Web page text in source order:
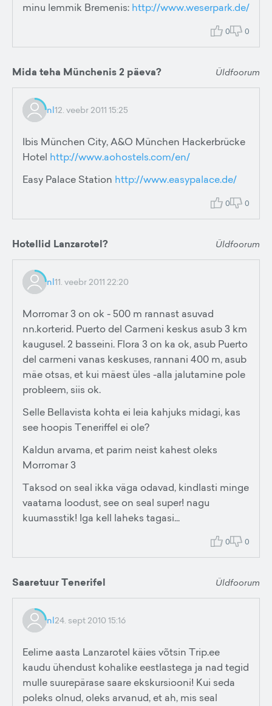
minu lemmik Bremenis: http://www.weserpark.de/
0 0
Mida teha Münchenis 2 päeva? Üldfoorum
nl12. veebr 2011 15:25
Ibis München City, A&O München Hackerbrücke
Hotel http://www.aohostels.com/en/
Easy Palace Station http://www.easypalace.de/
0 0
Hotellid Lanzarotel? Üldfoorum
nl11. veebr 2011 22:20
Morromar 3 on ok - 500 m rannast asuvad
nn.korterid. Puerto del Carmeni keskus asub 3 km
kaugusel. 2 basseini. Flora 3 on ka ok, asub Puerto
del carmeni vanas keskuses, rannani 400 m, asub
mäe otsas, et kui mäest üles -alla jalutamine pole
probleem, siis ok.
Selle Bellavista kohta ei leia kahjuks midagi, kas
see hoopis Teneriffel ei ole?
Kaldun arvama, et parim neist kahest oleks
Morromar 3
Taksod on seal ikka väga odavad, kindlasti minge
vaatama loodust, see on seal super! nagu
kuumasstik! Iga kell laheks tagasi...
0 0
Saaretuur Tenerifel Üldfoorum
nl24. sept 2010 15:16
Eelime aasta Lanzarotel käies võtsin Trip.ee
kaudu ühendust kohalike eestlastega ja nad tegid
mulle suurepärase saare ekskursiooni! Kui seda
poleks olnud, oleks arvanud, et ah, mis seal